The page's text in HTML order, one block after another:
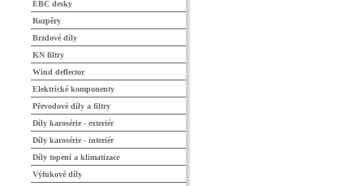
EBC desky
Rozpěry
Brzdové díly
KN filtry
Wind deflector
Elektrické komponenty
Převodové díly a filtry
Díly karosérie - exteriér
Díly karosérie - interiér
Díly topení a klimatizace
Výfukové díly